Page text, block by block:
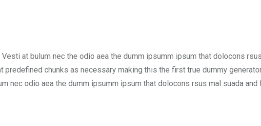
at bulum nec the odio aea the dumm ipsumm ipsum that dolocons
chunks as necessary making this the first true dummy
nec odio aea the dumm ipsumm ipsum that dolocons rsus mal suada